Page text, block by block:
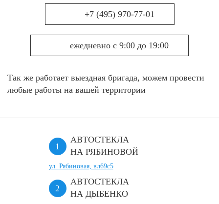
+7 (495) 970-77-01
ежедневно с 9:00 до 19:00
Так же работает выездная бригада, можем провести
любые работы на вашей территории
АВТОСТЕКЛА
НА РЯБИНОВОЙ
ул. Рябиновая, вл69с5
АВТОСТЕКЛА
НА ДЫБЕНКО